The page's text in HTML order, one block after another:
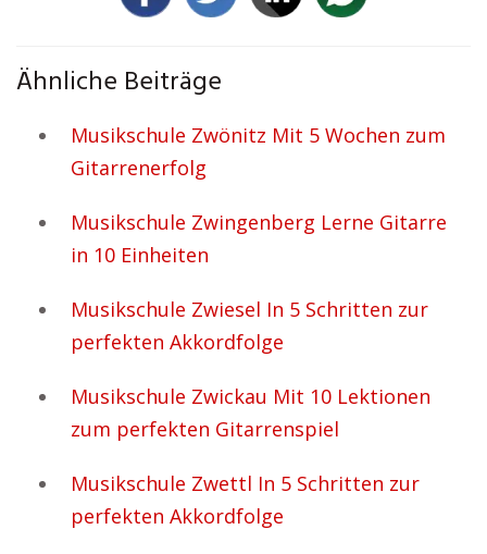
Ähnliche Beiträge
Musikschule Zwönitz Mit 5 Wochen zum
Gitarrenerfolg
Musikschule Zwingenberg Lerne Gitarre
in 10 Einheiten
Musikschule Zwiesel In 5 Schritten zur
perfekten Akkordfolge
Musikschule Zwickau Mit 10 Lektionen
zum perfekten Gitarrenspiel
Musikschule Zwettl In 5 Schritten zur
perfekten Akkordfolge